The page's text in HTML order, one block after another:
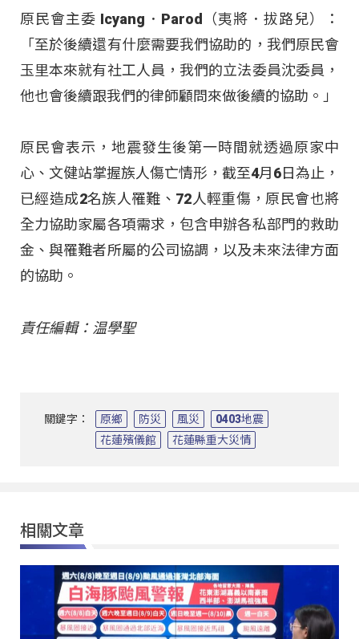
原民會主委 Icyang．Parod（夷將．拔路兒）：
「至於後續還有什麼需要我們協助的，我們原民會
玉里本來就有社工人員，我們的立法委員沈委員，
他也會後續跟我們的律師顧問來做後續的協助。」
原民會表示，地震發生後第一時間就透過原家中
心、文健站掌握族人傷亡情形，截至4月6日為止，
已經造成2名族人罹難、72人輕重傷，原民會也將
全力協助家屬各項需求，包含申辦各私部門的救助
金、與罹難者所屬的公司協調，以及未來法律方面
的協助。
責任編輯：温學聖
關鍵字： 原鄉 防災 風災
0403地震
花蓮殯儀館
花蓮縣重大災情
相關文章